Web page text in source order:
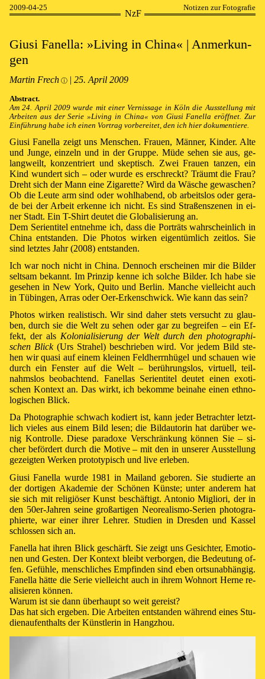
2009-04-25 Notizen zur Fotografie
NzF
Giusi Fanella: »⁠Liv­ing in China⁠« | An­mer­kun­
gen
Martin Frech ⓘ | 25⁠.⁠ April 2009
Abstract.
Am 24. April 2009 wur­de mit ei­ner Ver­nis­sa­ge in Köln die Aus­stel­lung mit
Ar­bei­ten aus der Se­rie »⁠Liv­ing in China⁠« von Giusi Fanella er­öff­net. Zur
Ein­führ­ung ha­be ich ei­nen Vor­trag vor­be­rei­tet, den ich hier do­ku­men­tie­re.
Giusi Fanella zeigt uns Men­schen. Frau­en, Män­ner, Kin­der. Al­te
und Jun­ge, ein­zeln und in der Grup­pe. Mü­de se­hen sie aus, ge­
lang­weilt, kon­zen­triert und skep­tisch. Zwei Frau­en tan­zen, ein
Kind wun­dert sich – oder wur­de es er­schreckt? Träumt die Frau?
Dreht sich der Mann ei­ne Zi­ga­ret­te? Wird da Wä­sche ge­wa­schen?
Ob die Leu­te arm sind oder wohl­ha­bend, ob ar­beits­los oder ge­ra­
de bei der Ar­beit er­kenne ich nicht. Es sind Stra­ßen­sze­nen in ei­
ner Stadt. Ein T-Shirt deu­tet die Glo­ba­li­sie­rung an.
Dem Se­rien­ti­tel ent­neh­me ich, dass die Por­träts wahr­schein­lich in
Chi­na ent­stan­den. Die Pho­tos wir­ken ei­gen­tüm­lich zeit­los. Sie
sind letz­tes Jahr (2008) ent­stan­den.
Ich war noch nicht in Chi­na. Den­noch er­schei­nen mir die Bil­der
selt­sam be­kannt. Im Prin­zip kenne ich sol­che Bil­der. Ich ha­be sie
ge­sehen in New York, Qui­to und Ber­lin. Man­che viel­leicht auch
in Tü­bin­gen, Ar­ras oder Oer-Erken­schwick. Wie kann das sein?
Pho­tos wir­ken re­a­lis­tisch. Wir sind da­her stets ver­sucht zu glau­
ben, durch sie die Welt zu se­hen oder gar zu be­grei­fen – ein Ef­
fekt, der als Ko­lo­nia­li­sie­rung der Welt durch den pho­to­gra­phi­
schen Blick(Urs Strahel) be­schrie­ben wird. Vor je­dem Bild ste­
hen wir qua­si auf ei­nem klei­nen Feld­herrn­hü­gel und schau­en wie
durch ein Fens­ter auf die Welt – be­rüh­rungs­los, vir­tu­ell, teil­
nahms­los be­ob­ach­tend. Fa­nel­las Se­rien­ti­tel deu­tet ei­nen exo­ti­
schen Kon­text an. Das wirkt, ich be­komme bei­na­he ei­nen eth­no­
lo­gi­schen Blick.
Da Pho­to­gra­phie schwach ko­diert ist, kann je­der Be­trach­ter letzt­
lich vie­les aus ei­nem Bild le­sen; die Bild­au­to­rin hat da­rü­ber we­
nig Kon­t­rol­le. Die­se pa­ra­doxe Ver­schrän­kung kön­nen Sie – si­
cher be­för­dert durch die Mo­ti­ve – mit den in un­se­rer Aus­stel­lung
ge­zeig­ten Wer­ken pro­to­ty­pisch und live er­le­ben.
Giusi Fanella wur­de 1981 in Mai­land ge­bo­ren. Sie stu­dier­te an
der dor­ti­gen Aka­de­mie der Schö­nen Küns­te; un­ter an­der­em hat
sie sich mit re­li­giö­ser Kunst be­schäf­tigt. An­to­nio Mig­lio­ri, der in
den 50er-Jah­ren sei­ne groß­ar­ti­gen Neo­rea­lis­mo-Se­rien pho­to­gra­
phier­te, war ei­ner ih­rer Leh­rer. Stu­di­en in Dres­den und Kas­sel
schlos­sen sich an.
Fanella hat ih­ren Blick ge­schärft. Sie zeigt uns Ge­sich­ter, Emo­tio­
nen und Ges­ten. Der Kon­text bleibt ver­bor­gen, die Be­deu­tung of­
fen. Ge­füh­le, mensch­li­ches Emp­fin­den sind eben orts­un­ab­hängig.
Fanella hät­te die Se­rie viel­leicht auch in ih­rem Wohn­ort Her­ne re­
a­li­sie­ren kön­nen.
Wa­rum ist sie dann über­haupt so weit ge­reist?
Das hat sich er­ge­ben. Die Ar­bei­ten ent­stan­den wäh­rend ei­nes Stu­
dien­auf­ent­halts der Künst­le­rin in Hang­zhou.